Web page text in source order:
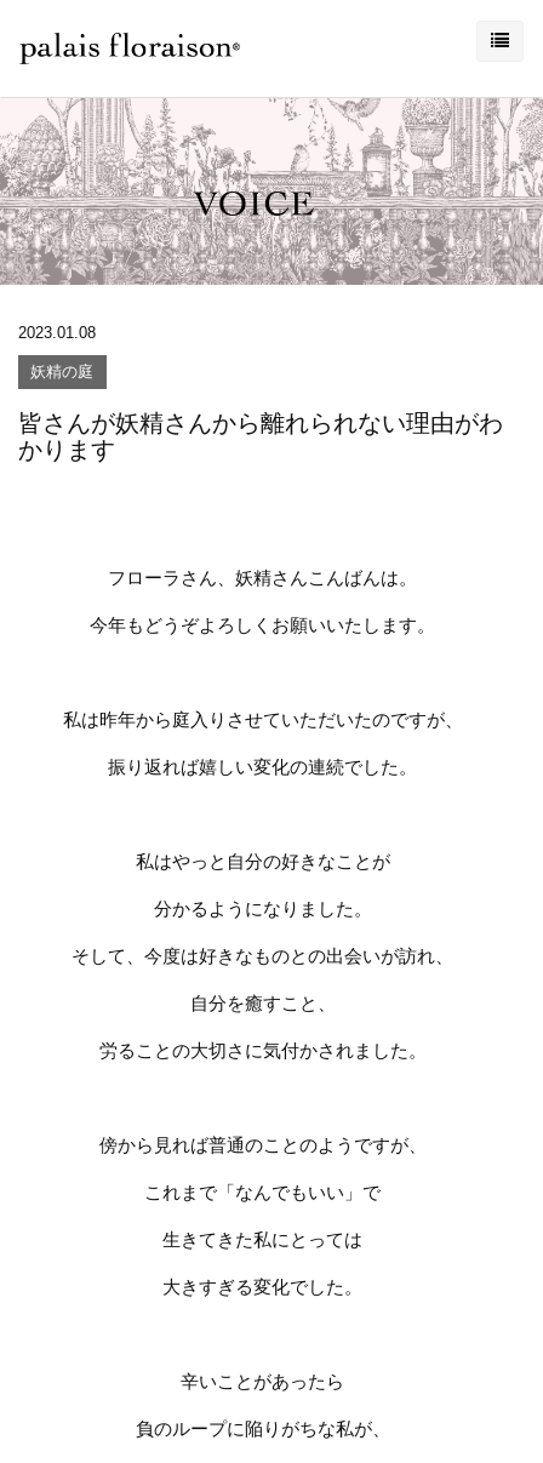
2023.01.08
妖精の庭
皆さんが妖精さんから離れられない理由がわ
かります
フローラさん、妖精さんこんばんは。
今年もどうぞよろしくお願いいたします。
私は昨年から庭入りさせていただいたのですが、
振り返れば嬉しい変化の連続でした。
私はやっと自分の好きなことが
分かるようになりました。
そして、今度は好きなものとの出会いが訪れ、
自分を癒すこと、
労ることの大切さに気付かされました。
傍から見れば普通のことのようですが、
これまで「なんでもいい」で
生きてきた私にとっては
大きすぎる変化でした。
辛いことがあったら
負のループに陥りがちな私が、